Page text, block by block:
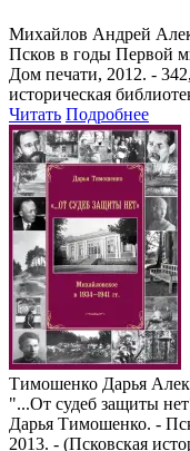
Михайлов Андрей
Псков в годы Первой
Дом печати, 2012. -
историческая
Читать Подробнее
Тимошенко Дарья
"...От судеб защиты
Дарья Тимошенко. -
2013. - (Псковская